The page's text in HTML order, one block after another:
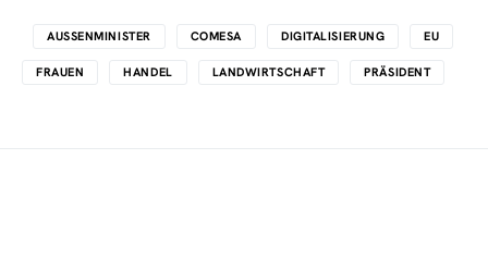
AUSSENMINISTER COMESA DIGITALISIERUNG EU
FRAUEN HANDEL LANDWIRTSCHAFT PRÄSIDENT